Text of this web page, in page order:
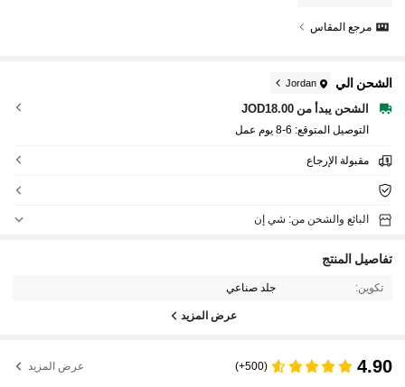
مرجع المقاس
الشحن الي Jordan
الشحن يبدأ من JOD18.00
التوصيل المتوقع: 6-8 يوم عمل
مقبولة الإرجاع
البائع والشحن من: شي إن
تفاصيل المنتج
تكوين: جلد صناعي
عرض المزيد
4.90
(500+) عرض المزيد